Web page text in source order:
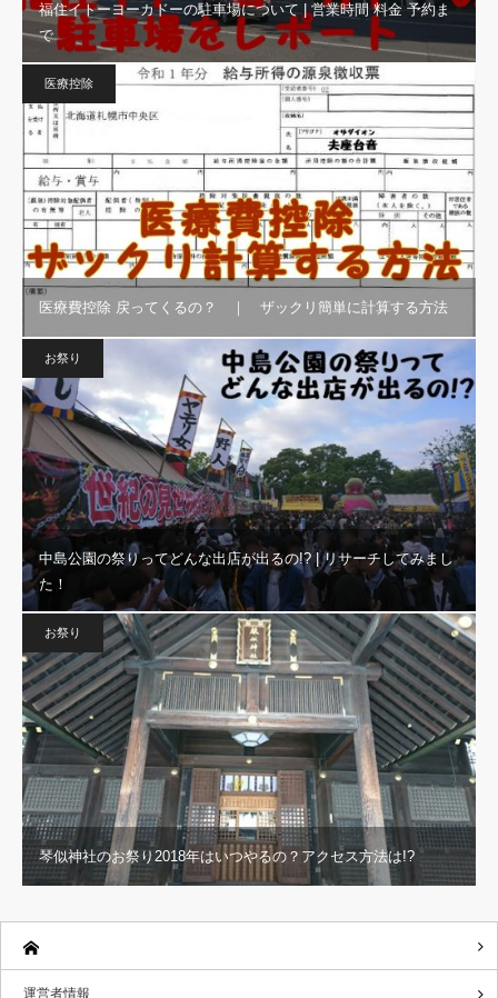
福住イトーヨーカドーの駐車場について | 営業時間 料金 予約ま
で
医療控除
医療費控除 戻ってくるの？ ｜ ザックリ簡単に計算する方法
お祭り
中島公園の祭りってどんな出店が出るの!? | リサーチしてみまし
た！
お祭り
琴似神社のお祭り2018年はいつやるの？アクセス方法は!?
運営者情報